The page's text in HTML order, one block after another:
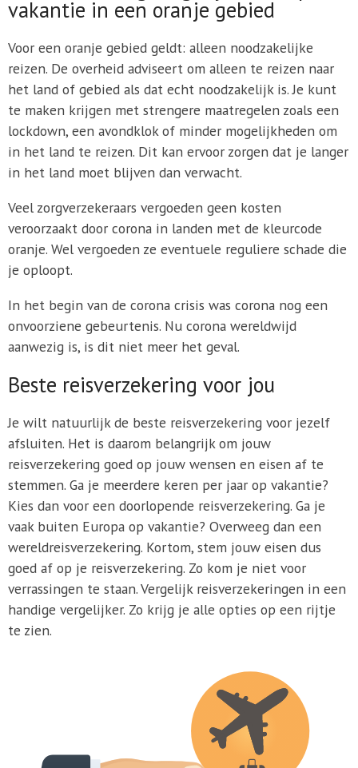
vakantie in een oranje gebied
Voor een oranje gebied geldt: alleen noodzakelijke
reizen. De overheid adviseert om alleen te reizen naar
het land of gebied als dat echt noodzakelijk is. Je kunt
te maken krijgen met strengere maatregelen zoals een
lockdown, een avondklok of minder mogelijkheden om
in het land te reizen. Dit kan ervoor zorgen dat je langer
in het land moet blijven dan verwacht.
Veel zorgverzekeraars vergoeden geen kosten
veroorzaakt door corona in landen met de kleurcode
oranje. Wel vergoeden ze eventuele reguliere schade die
je oploopt.
In het begin van de corona crisis was corona nog een
onvoorziene gebeurtenis. Nu corona wereldwijd
aanwezig is, is dit niet meer het geval.
Beste reisverzekering voor jou
Je wilt natuurlijk de beste reisverzekering voor jezelf
afsluiten. Het is daarom belangrijk om jouw
reisverzekering goed op jouw wensen en eisen af te
stemmen. Ga je meerdere keren per jaar op vakantie?
Kies dan voor een doorlopende reisverzekering. Ga je
vaak buiten Europa op vakantie? Overweeg dan een
wereldreisverzekering. Kortom, stem jouw eisen dus
goed af op je reisverzekering. Zo kom je niet voor
verrassingen te staan. Vergelijk reisverzekeringen in een
handige vergelijker. Zo krijg je alle opties op een rijtje
te zien.